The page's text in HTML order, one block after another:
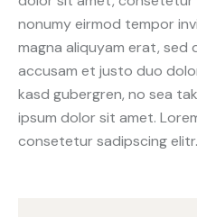
nonumy eirmod tempor
magna aliquyam erat, sed
accusam et justo duo
kasd gubergren, no sea
ipsum dolor sit amet.
consetetur sadipscing elitr.